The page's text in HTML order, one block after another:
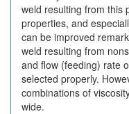
weld resulting from this
properties, and
can be improved
weld resulting from
and flow (feeding) rate
selected properly.
combinations of
wide.